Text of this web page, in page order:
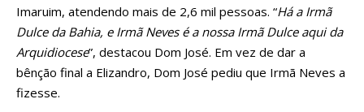
Imaruim, atendendo mais de 2,6 mil pessoas. “Há a Irmã
Dulce da Bahia, e Irmã Neves é a nossa Irmã Dulce aqui da
Arquidiocese”, destacou Dom José. Em vez de dar a
bênção final a Elizandro, Dom José pediu que Irmã Neves a
fizesse.